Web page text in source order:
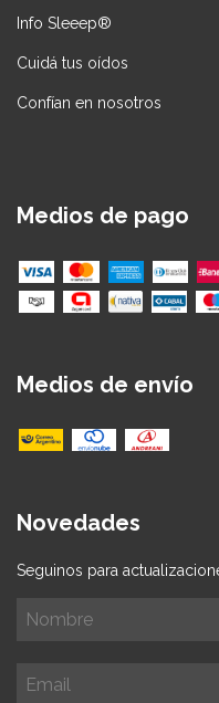
Info Sleeep®
Cuidá tus oídos
Confían en nosotros
Medios de pago
Medios de envío
Novedades
Seguinos para